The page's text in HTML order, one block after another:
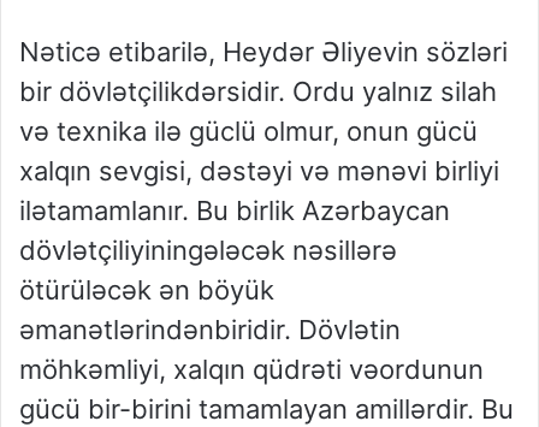
Nəticə etibarilə, Heydər Əliyevin sözləri
bir dövlətçilikdərsidir. Ordu yalnız silah
və texnika ilə güclü olmur, onun gücü
xalqın sevgisi, dəstəyi və mənəvi birliyi
ilətamamlanır. Bu birlik Azərbaycan
dövlətçiliyiningələcək nəsillərə
ötürüləcək ən böyük
əmanətlərindənbiridir. Dövlətin
möhkəmliyi, xalqın qüdrəti vəordunun
gücü bir-birini tamamlayan amillərdir. Bu